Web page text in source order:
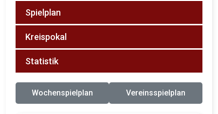
Spielplan
Kreispokal
Statistik
Wochenspielplan Vereinsspielplan